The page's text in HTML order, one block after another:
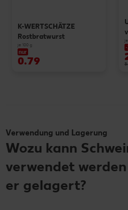
K-WERTSCHÄTZE
Rostbratwurst
je 100 g
nur
0.79
Verwendung und Lagerung
Wozu kann
verwendet
er gelagert?